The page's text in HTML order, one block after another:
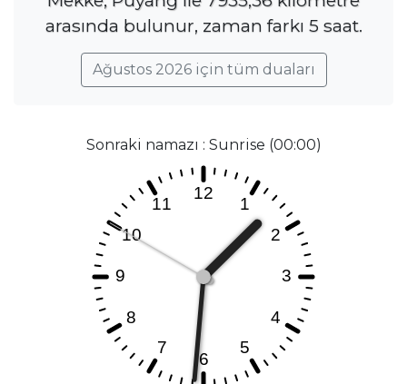
arasında bulunur, zaman farkı 5 saat.
Ağustos 2026 için tüm duaları
Sonraki namazı : Sunrise (00:00)